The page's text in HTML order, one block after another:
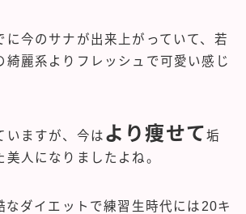
に今のサナが出来上がっていて、若
綺麗系よりフレッシュで可愛い感じ
いますが、今は より痩せて垢
人になりましたよね。
なダイエットで練習生時代には20キ